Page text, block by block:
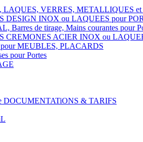
LAQUES, VERRES, METALLIQUES et
DESIGN INOX ou LAQUEES pour
Barres de tirage, Mains courantes pour
CREMONES ACIER INOX ou
MEUBLES, PLACARDS
pour Portes
DOCUMENTATiONS & TARIFS